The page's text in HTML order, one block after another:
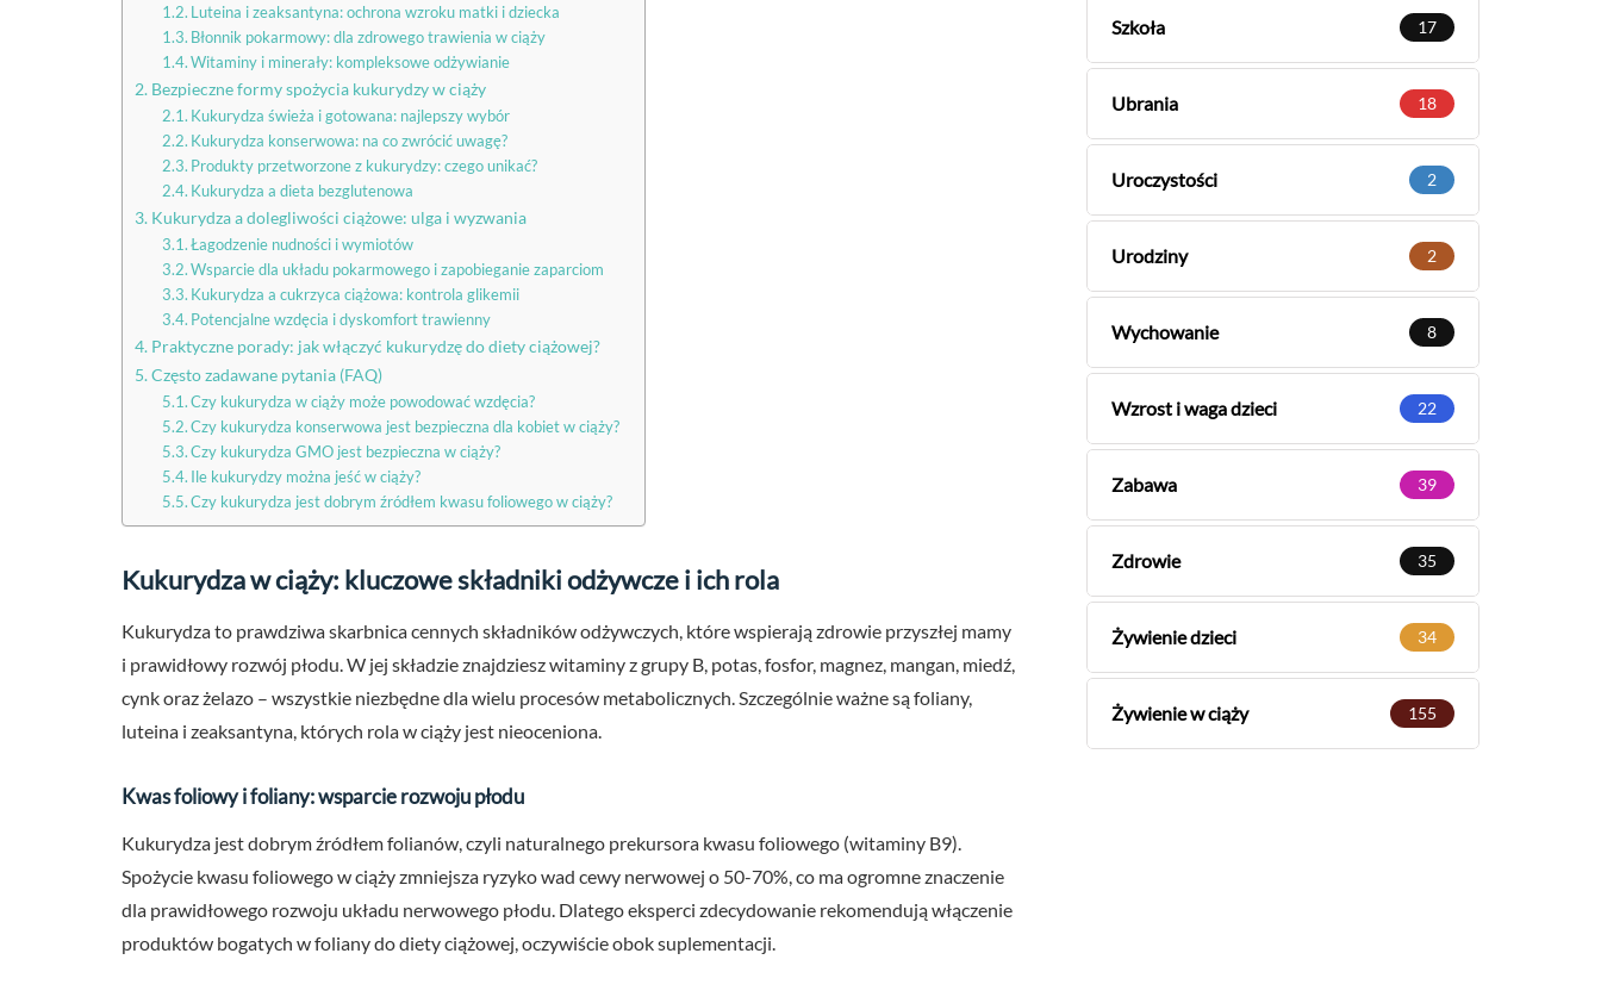
Luteina i zeaksantyna: ochrona wzroku matki i dziecka
Błonnik pokarmowy: dla zdrowego trawienia w ciąży
Witaminy i minerały: kompleksowe odżywianie
Bezpieczne formy spożycia kukurydzy w ciąży
Kukurydza świeża i gotowana: najlepszy wybór
Kukurydza konserwowa: na co zwrócić uwagę?
Produkty przetworzone z kukurydzy: czego unikać?
Kukurydza a dieta bezglutenowa
Kukurydza a dolegliwości ciążowe: ulga i wyzwania
Łagodzenie nudności i wymiotów
Wsparcie dla układu pokarmowego i zapobieganie zaparciom
Kukurydza a cukrzyca ciążowa: kontrola glikemii
Potencjalne wzdęcia i dyskomfort trawienny
Praktyczne porady: jak włączyć kukurydzę do diety ciążowej?
Często zadawane pytania (FAQ)
Czy kukurydza w ciąży może powodować wzdęcia?
Czy kukurydza konserwowa jest bezpieczna dla kobiet w ciąży?
Czy kukurydza GMO jest bezpieczna w ciąży?
Ile kukurydzy można jeść w ciąży?
Czy kukurydza jest dobrym źródłem kwasu foliowego w ciąży?
Kukurydza w ciąży: kluczowe składniki odżywcze i ich rola
Kukurydza to prawdziwa skarbnica cennych składników odżywczych, które wspierają zdrowie przyszłej mamy
i prawidłowy rozwój płodu. W jej składzie znajdziesz witaminy z grupy B, potas, fosfor, magnez, mangan, miedź,
cynk oraz żelazo – wszystkie niezbędne dla wielu procesów metabolicznych. Szczególnie ważne są foliany,
luteina i zeaksantyna, których rola w ciąży jest nieoceniona.
Kwas foliowy i foliany: wsparcie rozwoju płodu
Kukurydza jest dobrym źródłem folianów, czyli naturalnego prekursora kwasu foliowego (witaminy B9).
Spożycie kwasu foliowego w ciąży zmniejsza ryzyko wad cewy nerwowej o 50-70%, co ma ogromne znaczenie
dla prawidłowego rozwoju układu nerwowego płodu. Dlatego eksperci zdecydowanie rekomendują włączenie
produktów bogatych w foliany do diety ciążowej, oczywiście obok suplementacji.
Szkoła 17
Ubrania 18
Uroczystości 2
Urodziny 2
Wychowanie 8
Wzrost i waga dzieci 22
Zabawa 39
Zdrowie 35
Żywienie dzieci 34
Żywienie w ciąży 155